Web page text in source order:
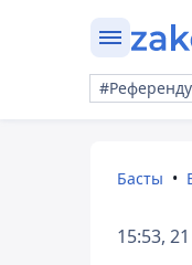
Басты
15:53,